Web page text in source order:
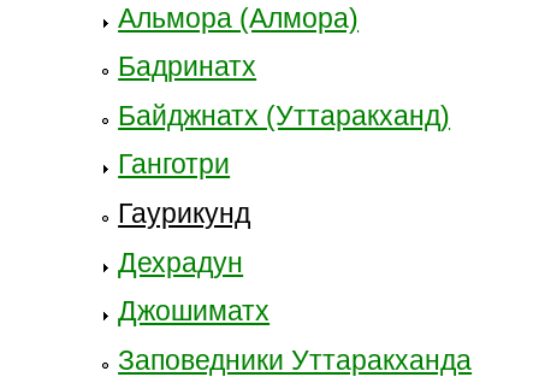
Альмора (Алмора)
Бадринатх
Байджнатх (Уттаракханд)
Ганготри
Гаурикунд
Дехрадун
Джошиматх
Заповедники Уттаракханда